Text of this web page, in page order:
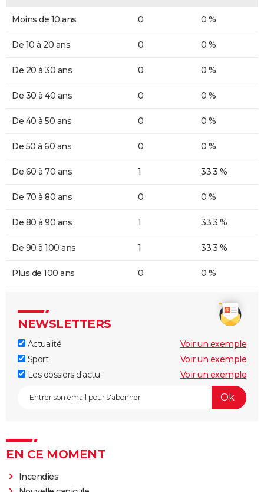
Moins de 10 ans 0 0 %
De 10 à 20 ans 0 0 %
De 20 à 30 ans 0 0 %
De 30 à 40 ans 0 0 %
De 40 à 50 ans 0 0 %
De 50 à 60 ans 0 0 %
De 60 à 70 ans 1 33,3 %
De 70 à 80 ans 0 0 %
De 80 à 90 ans 1 33,3 %
De 90 à 100 ans 1 33,3 %
Plus de 100 ans 0 0 %
NEWSLETTERS
Actualité
Voir un exemple
Sport
Voir un exemple
Les dossiers d'actu
Voir un exemple
EN CE MOMENT
Incendies